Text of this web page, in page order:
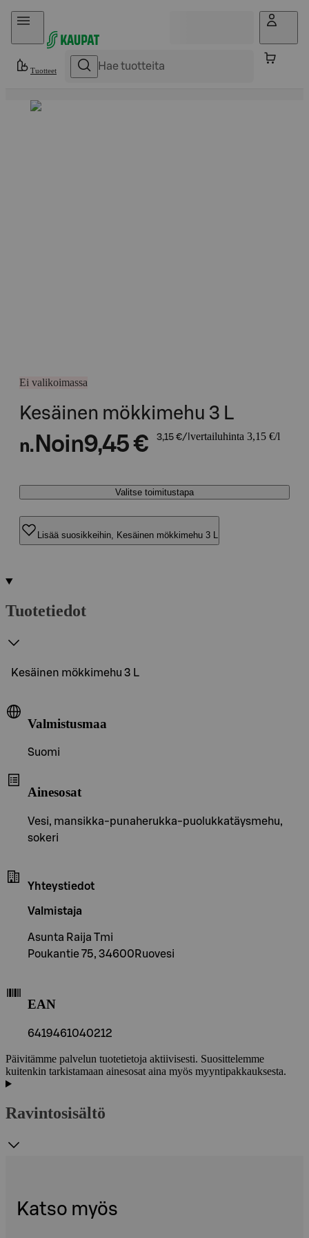
Hyppää sisältöön
Tuotteet
Ei valikoimassa
Kesäinen mökkimehu 3 L
n. Noin9,45 € 3,15 €/l vertailuhinta 3,15 €/l
Valitse toimitustapa
Lisää suosikkeihin, Kesäinen mökkimehu 3 L
Tuotetiedot
Kesäinen mökkimehu 3 L
Valmistusmaa
Suomi
Ainesosat
Vesi, mansikka-punaherukka-puolukkatäysmehu,
sokeri
Yhteystiedot
Valmistaja
Asunta Raija Tmi
Poukantie 75, 34600Ruovesi
EAN
6419461040212
Päivitämme palvelun tuotetietoja aktiivisesti. Suosittelemme
kuitenkin tarkistamaan ainesosat aina myös myyntipakkauksesta.
Ravintosisältö
Katso myös